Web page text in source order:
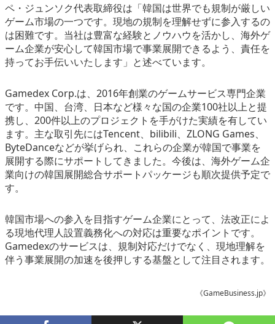
ペ・ジュンソク代表取締役は「韓国は世界でも規制が厳しい
ゲーム市場の一つです。現地の規制を理解せずに参入するの
は困難です。当社は豊富な経験とノウハウを活かし、海外ゲ
ーム企業が安心して韓国市場で事業展開できるよう、責任を
持ってお手伝いいたします」と述べています。
Gamedex Corp.は、2016年創業のゲームサービス専門企業
です。中国、台湾、日本など様々な国の企業100社以上と提
携し、200件以上のプロジェクトを手がけた実績を有してい
ます。主な取引先にはTencent、bilibili、ZLONG Games、
ByteDanceなどが挙げられ、これらの企業が韓国で事業を
展開する際にサポートしてきました。今後は、海外ゲーム企
業向けの韓国展開総合サポートパッケージも順次提供予定で
す。
韓国市場への参入を目指すゲーム企業にとって、法改正によ
る現地代理人設置義務化への対応は重要なポイントです。
Gamedexのサービスは、規制対応だけでなく、現地理解を
伴う事業展開の加速を後押しする基盤として注目されます。
《GameBusiness.jp》